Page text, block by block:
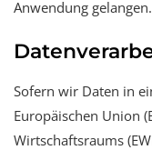
Anwendung gelangen.
Sofern wir Daten in
Europäischen Union
Wirtschaftsraums